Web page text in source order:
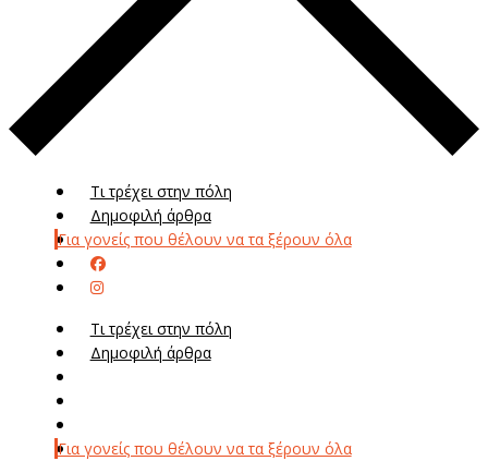
Τι τρέχει στην πόλη
Δημοφιλή άρθρα
Για γονείς που θέλουν να τα ξέρουν όλα
Τι τρέχει στην πόλη
Δημοφιλή άρθρα
Για γονείς που θέλουν να τα ξέρουν όλα